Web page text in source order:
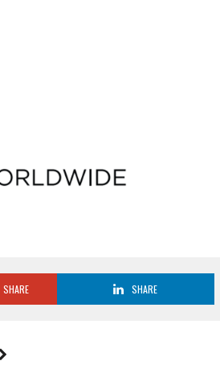
SHARE SHARE